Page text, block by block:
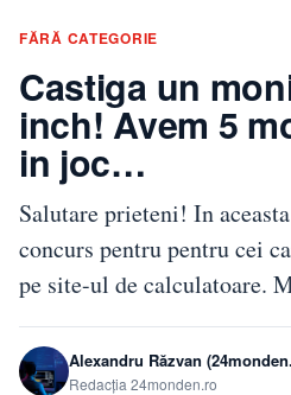
FĂRĂ CATEGORIE
Castiga un
inch! Avem 5
in joc…
Salutare prieteni! In
concurs pentru pentru cei
pe site-ul de calculatoare.
Alexandru Răzvan
Redacția 24monden.ro